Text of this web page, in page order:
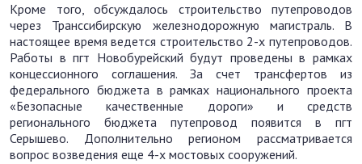
Кроме того, обсуждалось строительство путепроводов
через Транссибирскую железнодорожную магистраль. В
настоящее время ведется строительство 2-х путепроводов.
Работы в пгт Новобурейский будут проведены в рамках
концессионного соглашения. За счет трансфертов из
федерального бюджета в рамках национального проекта
«Безопасные качественные дороги» и средств
регионального бюджета путепровод появится в пгт
Серышево. Дополнительно регионом рассматривается
вопрос возведения еще 4-х мостовых сооружений.